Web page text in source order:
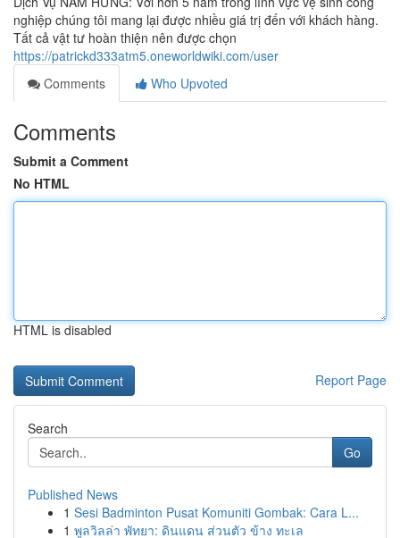
nghiệp chúng tôi mang lại được nhiều giá trị đến với khách hàng.
Tất cả vật tư hoàn thiện nên được chọn
https://patrickd333atm5.oneworldwiki.com/user
Comments
Who Upvoted
Comments
Submit a Comment
No HTML
HTML is disabled
Report Page
Search
Go
Published News
1 Sesi Badminton Pusat Komuniti Gombak: Cara L...
1 พูลวิลล่า พัทยา: ดินแดน ส่วนตัว ข้าง ทะเล